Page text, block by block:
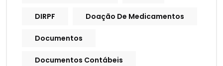
DIRPF Doação De Medicamentos
Documentos
Documentos Contábeis